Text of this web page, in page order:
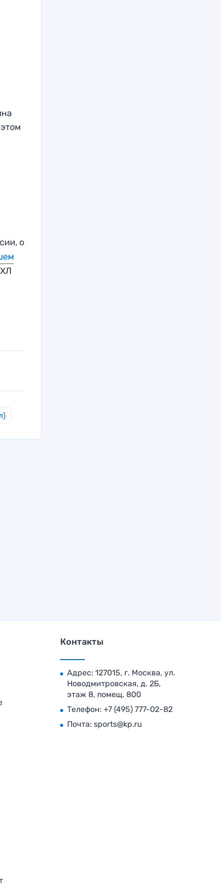
о
Контакты
Адрес: 127015, г. Москва, ул.
Новодмитровская, д. 2Б,
этаж 8, помещ. 800
Телефон: +7 (495) 777-02-82
Почта: sports@kp.ru